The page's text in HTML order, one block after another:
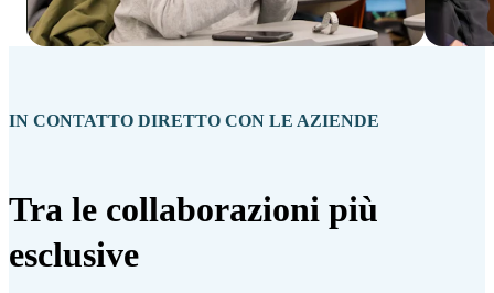
IN CONTATTO DIRETTO CON LE AZIENDE
Tra le collaborazioni più
esclusive